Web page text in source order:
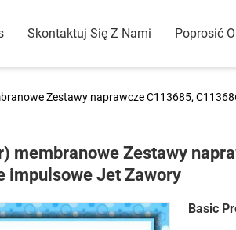
Skontaktuj Się Z Nami Poprosić
Zestawy naprawcze C113685,
membranowe Zestawy
impulsowe Jet Zawory
Basic